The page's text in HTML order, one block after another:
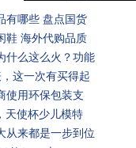
有哪些 盘点国货
鞋 海外代购品质
什么这么火？功能
这一次有买得起
使用环保包装支
天使杯少儿模特
从来都是一步到位